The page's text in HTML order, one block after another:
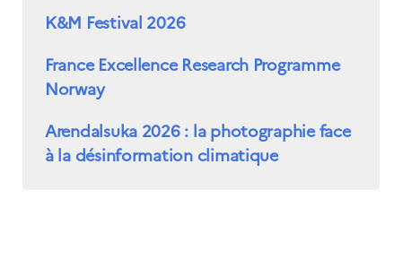
K&M Festival 2026
France Excellence Research Programme
Norway
Arendalsuka 2026 : la photographie face
à la désinformation climatique